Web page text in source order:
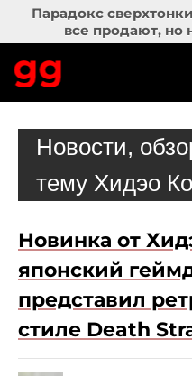
Парадокс
все продают, но
Новости,
тему Хидэо
Новинка от
японский
представил
стиле Death